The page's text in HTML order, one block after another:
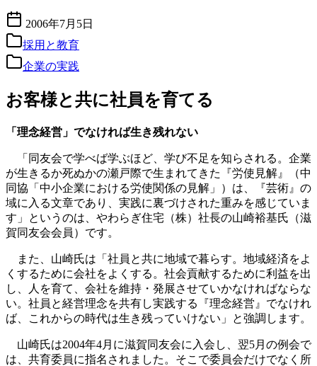
2006年7月5日
採用と教育
企業の実践
お客様と共に社員を育てる
「理念経営」でなければ生き残れない
「同友会で学べば学ぶほど、学び不足を知らされる。企業
が生きるか死ぬかの瀬戸際で生まれてきた『労使見解』（中
同協「中小企業における労使関係の見解」）は、『芸術』の
域に入る文章であり、実践に裏づけされた重みを感じていま
す」というのは、やわらぎ住宅（株）社長の山崎裕基氏（滋
賀同友会会員）です。
また、山崎氏は「社員と共に地域で暮らす。地域経済をよ
くするために会社をよくする。社会貢献するために利益を出
し、人を育て、会社を維持・発展させていかなければならな
い。社員と経営理念を共有し実践する『理念経営』でなけれ
ば、これからの時代は生き残っていけない」と強調します。
山崎氏は2004年4月に滋賀同友会に入会し、翌5月の例会で
は、共育委員に指名されました。そこで委員会だけでなく所